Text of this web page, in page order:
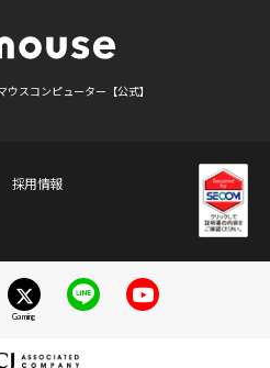
ウスコンピューター【公式】
採用情報
Gaming